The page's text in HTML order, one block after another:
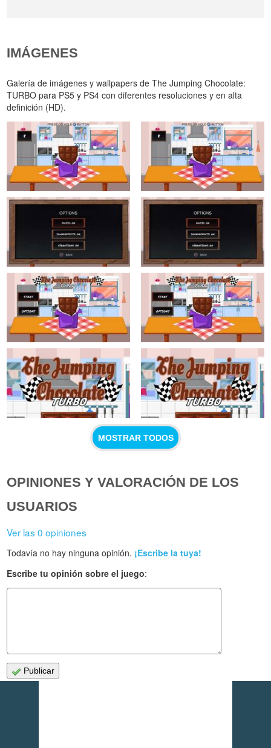
IMÁGENES
Galería de imágenes y wallpapers de The Jumping Chocolate:
TURBO para PS5 y PS4 con diferentes resoluciones y en alta
definición (HD).
MOSTRAR TODOS
OPINIONES Y VALORACIÓN DE LOS
USUARIOS
Ver las 0 opiniones
Todavía no hay ninguna opinión. ¡Escribe la tuya!
Escribe tu opinión sobre el juego:
Publicar